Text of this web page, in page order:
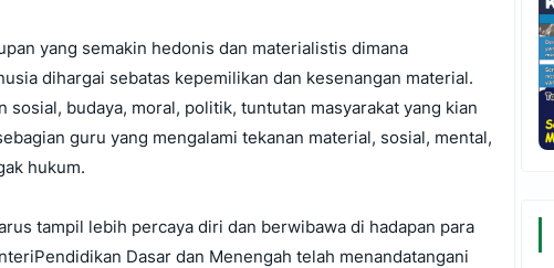
yang semakin hedonis dan materialistis dimana
dihargai sebatas kepemilikan dan kesenangan material.
sosial, budaya, moral, politik, tuntutan masyarakat yang kian
guru yang mengalami tekanan material, sosial, mental,
hukum.
tampil lebih percaya diri dan berwibawa di hadapan para
Dasar dan Menengah telah menandatangani